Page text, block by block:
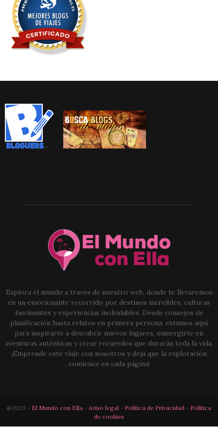
Explora el mundo a través de nuestro web, donde te llevaremos
en un emocionante recorrido por destinos increíbles, culturas
fascinantes y experiencias inolvidables. Desde consejos de
planificación hasta relatos en primera persona, estamos aquí
para inspirarte a descubrir nuevos lugares, sumergirte en
aventuras auténticas y crear recuerdos que durarán toda la vida.
¡Emprende este viaje con nosotros y deja que la exploración
comience en cada página!
@2023 - El Mundo con Ella - Aviso legal - Política de Privacidad - Política
de cookies